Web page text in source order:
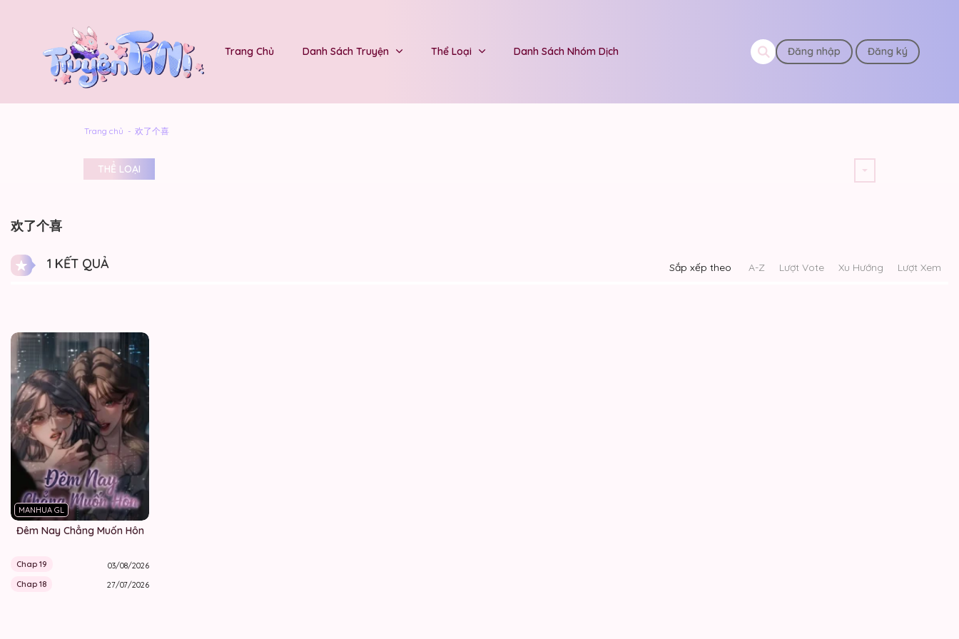
Trang Chủ Danh Sách Truyện Thể Loại Danh Sách Nhóm Dịch Đăng nhập Đăng ký
Trang chủ 欢了个喜
THỂ LOẠI
欢了个喜
1 KẾT QUẢ Sắp xếp theo A-Z Lượt Vote Xu Hướng Lượt Xem
MANHUA GL
Đêm Nay Chẳng Muốn Hôn
Chap 19
03/08/2026
Chap 18
27/07/2026